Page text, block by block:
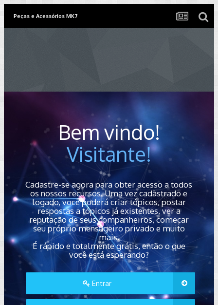
Peças e Acessórios MK7
Bem vindo!
Visitante!
Cadastre-se agora para obter acesso a todos
os nossos recursos. Uma vez cadastrado e
logado, você poderá criar tópicos, postar
respostas a tópicos já existentes, ver a
reputação de seus companheiros, começar
seu próprio mensageiro privado e muito
mais.
É rápido e totalmente grátis, então o que
você está esperando?
Entrar